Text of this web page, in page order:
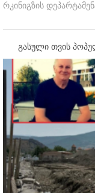
რკინიგზის
გასული თვის